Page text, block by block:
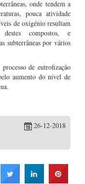
onde tendem a
pouca atividade
de oxigénio resultam
compostos, e
subterrâneas por vários
de eutrofização
aumento do nível de
26-12-2018